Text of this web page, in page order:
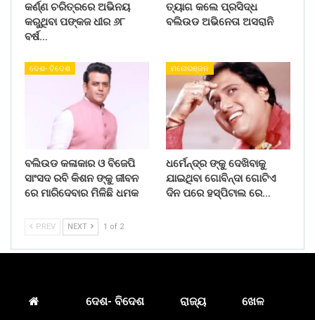
କର୍ଣ୍ଣ ଚରିତ୍ରରେ ଅଭିନୟ
କରୁଥିବା ପଙ୍କଜ ଧୀର ୬୮
ବର୍ଷ…
ତ୍ୟାଗ କଲେ ପ୍ରସିଦ୍ଧ
ବଲିଉଡ ଅଭିନେତା ଅସରାନି
ଦେଶ- ବିଦେଶ
ବଲିଉଡ କଳାକାର ଓ ବିଜେପି
ସାଂସଦ ରବି କିଶନ ଙ୍କୁ ଜୀବନ
ରେ ମାରିଦେବାର ମିଳିଛି ଧମକ
ମନୋରଞ୍ଜନ
ଧର୍ମେନ୍ଦ୍ର ଙ୍କୁ ଦେଖିବାକୁ
ଯାଇଥିବା ଗୋବିନ୍ଦା ଗୋଟିଏ
ଦିନ ପରେ ହସ୍ପିଟାଲ ରେ…
PREV NEXT 1 of 2
ଦେଶ- ବିଦେଶ ରାଜ୍ୟ ଖେଳ